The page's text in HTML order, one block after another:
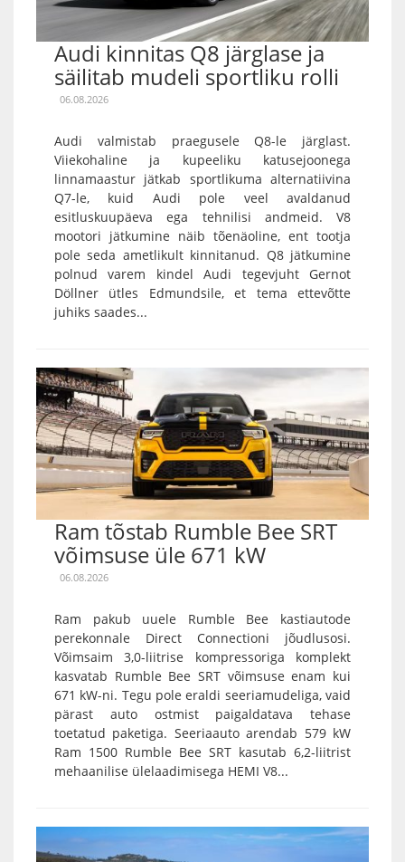
Audi kinnitas Q8 järglase ja
säilitab mudeli sportliku rolli
06.08.2026
Audi valmistab praegusele Q8-le järglast.
Viiekohaline ja kupeeliku katusejoonega
linnamaastur jätkab sportlikuma alternatiivina
Q7-le, kuid Audi pole veel avaldanud
esitluskuupäeva ega tehnilisi andmeid. V8
mootori jätkumine näib tõenäoline, ent tootja
pole seda ametlikult kinnitanud. Q8 jätkumine
polnud varem kindel Audi tegevjuht Gernot
Döllner ütles Edmundsile, et tema ettevõtte
juhiks saades...
Ram tõstab Rumble Bee SRT
võimsuse üle 671 kW
06.08.2026
Ram pakub uuele Rumble Bee kastiautode
perekonnale Direct Connectioni jõudlusosi.
Võimsaim 3,0-liitrise kompressoriga komplekt
kasvatab Rumble Bee SRT võimsuse enam kui
671 kW-ni. Tegu pole eraldi seeriamudeliga, vaid
pärast auto ostmist paigaldatava tehase
toetatud paketiga. Seeriaauto arendab 579 kW
Ram 1500 Rumble Bee SRT kasutab 6,2-liitrist
mehaanilise ülelaadimisega HEMI V8...